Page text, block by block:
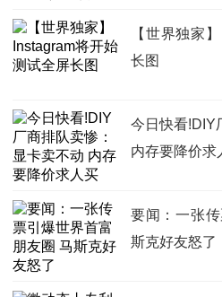
【世界独家
长图
今日快看!DIY
内存要降价求
要闻：一张
斯克好友怒了